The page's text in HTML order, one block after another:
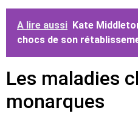
A lire aussi Kate
chocs de son
Les maladies
monarques